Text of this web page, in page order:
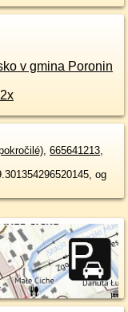
v gmina Poronin
, 665641213,
og